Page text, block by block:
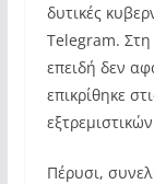
δυτικές
Telegram. Στη
επειδή δεν
επικρίθηκε
Πέρυσι,